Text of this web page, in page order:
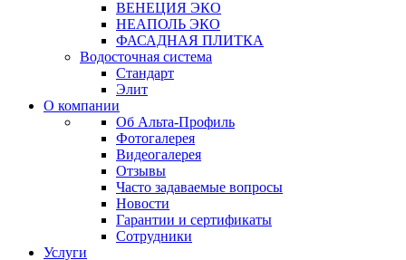
ВЕНЕЦИЯ ЭКО
НЕАПОЛЬ ЭКО
ФАСАДНАЯ ПЛИТКА
Водосточная система
Стандарт
Элит
О компании
Об Альта-Профиль
Фотогалерея
Видеогалерея
Отзывы
Часто задаваемые вопросы
Новости
Гарантии и сертификаты
Сотрудники
Услуги